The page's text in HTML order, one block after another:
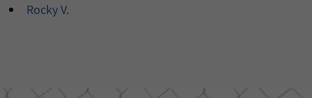
Rocky V.